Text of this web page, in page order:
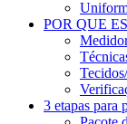
POR QUE
3 etapas para